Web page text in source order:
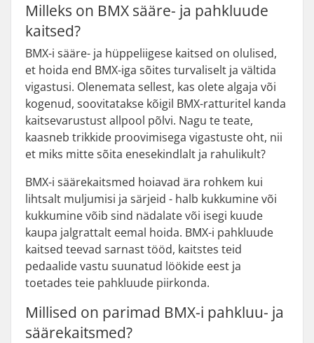
Milleks on BMX sääre- ja pahkluude
kaitsed?
BMX-i sääre- ja hüppeliigese kaitsed on olulised,
et hoida end BMX-iga sõites turvaliselt ja vältida
vigastusi. Olenemata sellest, kas olete algaja või
kogenud, soovitatakse kõigil BMX-ratturitel kanda
kaitsevarustust allpool põlvi. Nagu te teate,
kaasneb trikkide proovimisega vigastuste oht, nii
et miks mitte sõita enesekindlalt ja rahulikult?
BMX-i säärekaitsmed hoiavad ära rohkem kui
lihtsalt muljumisi ja särjeid - halb kukkumine või
kukkumine võib sind nädalate või isegi kuude
kaupa jalgrattalt eemal hoida. BMX-i pahkluude
kaitsed teevad sarnast tööd, kaitstes teid
pedaalide vastu suunatud löökide eest ja
toetades teie pahkluude piirkonda.
Millised on parimad BMX-i pahkluu- ja
säärekaitsmed?